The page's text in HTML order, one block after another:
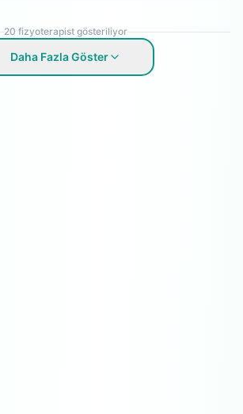
20 fizyoterapist gösteriliyor
Daha Fazla Göster